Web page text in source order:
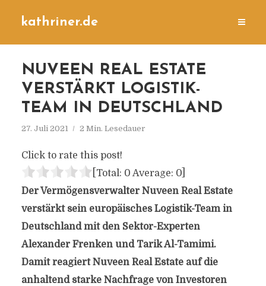
kathriner.de
NUVEEN REAL ESTATE
VERSTÄRKT LOGISTIK-
TEAM IN DEUTSCHLAND
27. Juli 2021 2 Min. Lesedauer
Click to rate this post!
[Total: 0 Average: 0]
Der Vermögensverwalter Nuveen Real Estate
verstärkt sein europäisches Logistik-Team in
Deutschland mit den Sektor-Experten
Alexander Frenken und Tarik Al-Tamimi.
Damit reagiert Nuveen Real Estate auf die
anhaltend starke Nachfrage von Investoren